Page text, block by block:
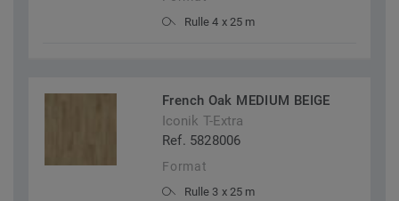
Rulle 4 x 25 m
French Oak MEDIUM BEIGE
Iconik T-Extra
Ref. 5828006
Format
Rulle 3 x 25 m